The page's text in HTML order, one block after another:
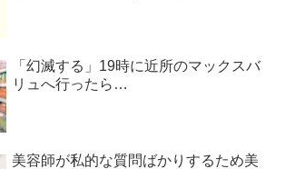
「幻滅する」19時に近所のマックスバ
リュへ行ったら…
美容師が私的な質問ばかりするため美